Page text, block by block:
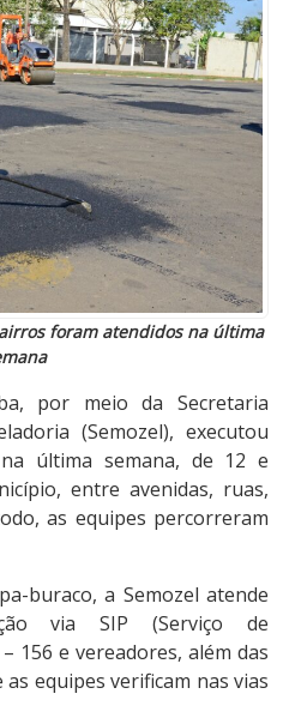
foram atendidos na última
por meio da Secretaria
(Semozel), executou
última semana, de 12 e
entre avenidas, ruas,
as equipes percorreram
buraco, a Semozel atende
via SIP (Serviço de
156 e vereadores, além das
equipes verificam nas vias